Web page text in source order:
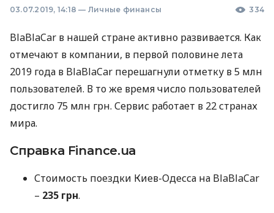
03.07.2019, 14:18 — Личные финансы 334
BlaBlaCar в нашей стране активно развивается. Как
отмечают в компании, в первой половине лета
2019 года в BlaBlaCar перешагнули отметку в 5 млн
пользователей. В то же время число пользователей
достигло 75 млн грн. Сервис работает в 22 странах
мира.
Справка Finance.ua
Стоимость поездки Киев-Одесса на BlaBlaCar
– 235 грн.